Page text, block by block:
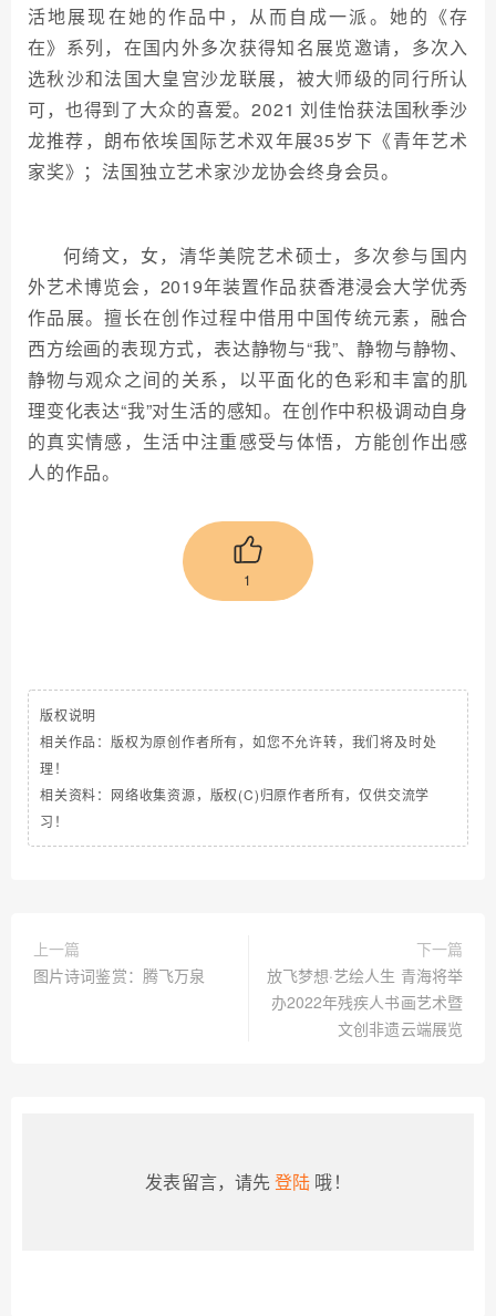
活地展现在她的作品中，从而自成一派。她的《存
在》系列，在国内外多次获得知名展览邀请，多次入
选秋沙和法国大皇宫沙龙联展，被大师级的同行所认
可，也得到了大众的喜爱。2021 刘佳怡获法国秋季沙
龙推荐，朗布依埃国际艺术双年展35岁下《青年艺术
家奖》；法国独立艺术家沙龙协会终身会员。
何绮文，女，清华美院艺术硕士，多次参与国内
外艺术博览会，2019年装置作品获香港浸会大学优秀
作品展。擅长在创作过程中借用中国传统元素，融合
西方绘画的表现方式，表达静物与“我”、静物与静物、
静物与观众之间的关系，以平面化的色彩和丰富的肌
理变化表达“我”对生活的感知。在创作中积极调动自身
的真实情感，生活中注重感受与体悟，方能创作出感
人的作品。
1
版权说明
相关作品：版权为原创作者所有，如您不允许转，我们将及时处
理！
相关资料：网络收集资源，版权(C)归原作者所有，仅供交流学
习！
上一篇
图片诗词鉴赏：腾飞万泉
下一篇
放飞梦想·艺绘人生 青海将举
办2022年残疾人书画艺术暨
文创非遗云端展览
发表留言，请先登陆 哦！